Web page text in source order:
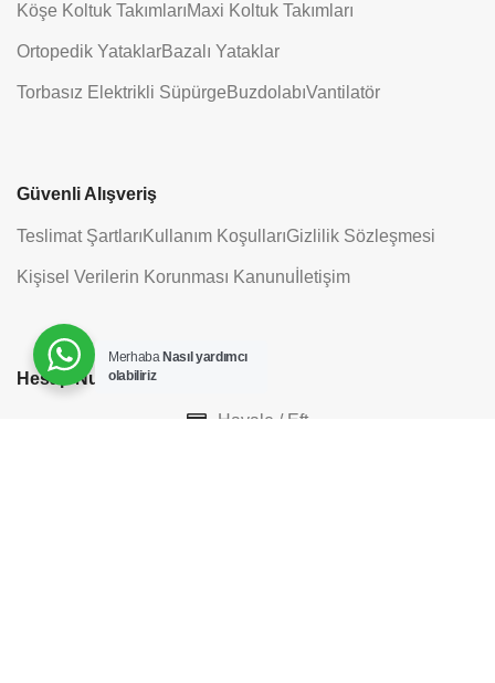
Köşe Koltuk TakımlarıMaxi Koltuk Takımları
Ortopedik YataklarBazalı Yataklar
Torbasız Elektrikli SüpürgeBuzdolabıVantilatör
Güvenli Alışveriş
Teslimat ŞartlarıKullanım KoşullarıGizlilik Sözleşmesi
Kişisel Verilerin Korunması Kanunu İletişim
Hesap Numaralarımız
Havale / Eft
Merhaba Nasıl yardımcı
olabiliriz